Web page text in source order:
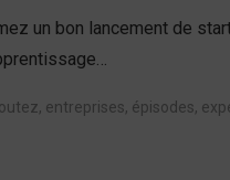
un bon lancement de
, entreprises, épisodes,